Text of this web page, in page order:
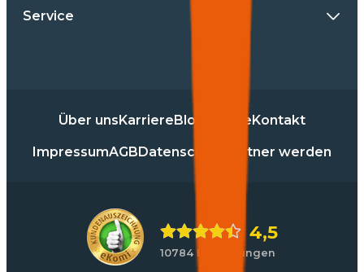
Service
Über unsKarriereBlog PresseKontakt
ImpressumAGBDatenschutz Partner werden
4,5
10784 Bewertungen